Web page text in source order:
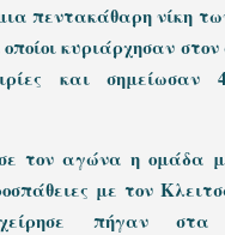
πεντακάθαρη νίκη
κυριάρχησαν
και σημείωσαν
τον αγώνα η ομάδα
με τον
πήγαν